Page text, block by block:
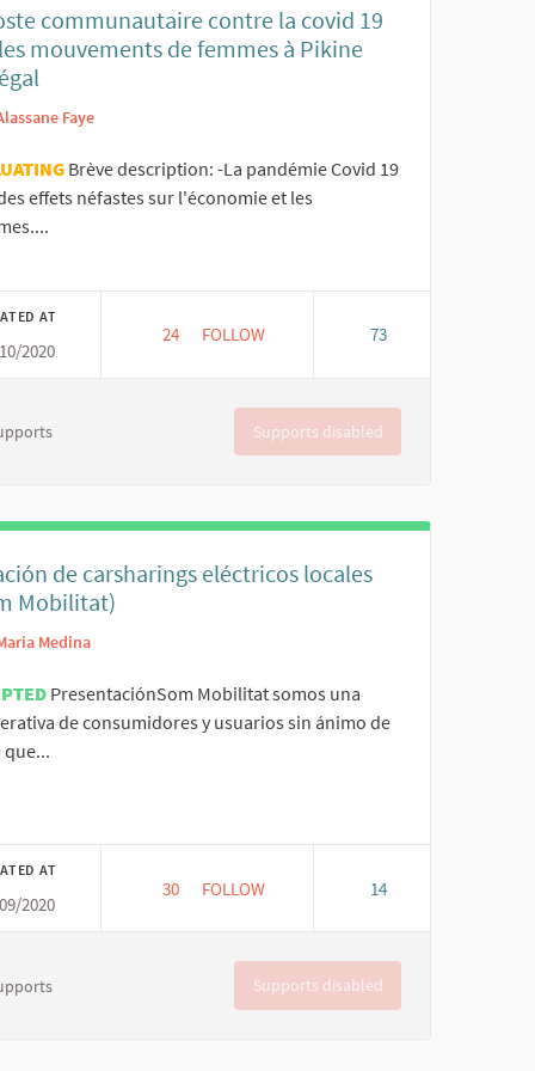
communautaire contre la covid 19
mouvements de femmes à Pikine
Faye
Brève description: -La pandémie Covid 19
effets néfastes sur l'économie et les
AT
2020
24 24 FOLLOWERS
FOLLOW 73
Supports disabled
DE MEDIOS DE COMUNICACIÓN COMUNITARIOS
de carsharings eléctricos locales
Mobilitat)
Medina
PresentaciónSom Mobilitat somos una
de consumidores y usuarios sin ánimo de
AT
2020
30 30 FOLLOWERS
FOLLOW 14
Supports disabled